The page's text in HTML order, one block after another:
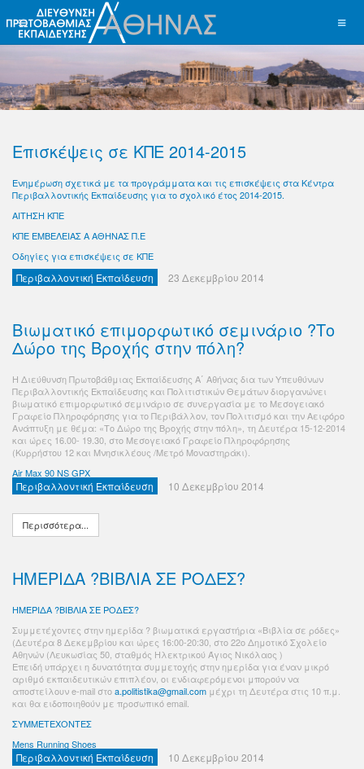
Επισκέψεις σε ΚΠΕ 2014-2015
Ενημέρωση σχετικά με τα προγράμματα και τις επισκέψεις στα Κέντρα
Περιβαλλοντικής Εκπαίδευσης για το σχολικό έτος 2014-2015.
ΑΙΤΗΣΗ ΚΠΕ
ΚΠΕ ΕΜΒΕΛΕΙΑΣ Α ΑΘΗΝΑΣ Π.Ε
Oδηγίες για επισκέψεις σε ΚΠΕ
Περιβαλλοντική Εκπαίδευση 23 Δεκεμβρίου 2014
Βιωματικό επιμορφωτικό σεμινάριο ?Το
Δώρο της Βροχής στην πόλη?
Η Διεύθυνση Πρωτοβάθμιας Εκπαίδευσης A΄ Αθήνας δια των Υπευθύνων
Περιβαλλοντικής Εκπαίδευσης και Πολιτιστικών Θεμάτων διοργανώνει
βιωματικό επιμορφωτικό σεμινάριο σε συνεργασία με το Μεσογειακό
Γραφείο Πληροφόρησης για το Περιβάλλον, τον Πολιτισμό και την Αειφόρο
Ανάπτυξη με θέμα: «Το Δώρο της Βροχής στην πόλη», τη Δευτέρα 15-12-2014
και ώρες 16.00- 19.30, στο Μεσογειακό Γραφείο Πληροφόρησης
(Κυρρήστου 12 και Μνησικλέους /Μετρό Μοναστηράκι).
Air Max 90 NS GPX
Περιβαλλοντική Εκπαίδευση 10 Δεκεμβρίου 2014
Περισσότερα...
ΗΜΕΡΙΔΑ ?ΒΙΒΛΙΑ ΣΕ ΡΟΔΕΣ?
ΗΜΕΡΙΔΑ ?ΒΙΒΛΙΑ ΣΕ ΡΟΔΕΣ?
Συμμετέχοντες στην ημερίδα ? βιωματικά εργαστήρια «Βιβλία σε ρόδες»
(Δευτέρα 8 Δεκεμβρίου και ώρες 16:00-20:30, στο 22ο Δημοτικό Σχολείο
Αθηνών (Λευκωσίας 50, σταθμός Ηλεκτρικού Άγιος Νικόλαος )
Επειδή υπάρχει η δυνατότητα συμμετοχής στην ημερίδα για έναν μικρό
αριθμό εκπαιδευτικών επιπλέον, οι ενδιαφερόμενοι μπορούν να
αποστείλουν e-mail στοa.politistika@gmail.com μέχρι τη Δευτέρα στις 10 π.μ.
και θα ειδοποιηθούν με προσωπικό email.
ΣΥΜΜΕΤΕΧΟΝΤΕΣ
Mens Running Shoes
Περιβαλλοντική Εκπαίδευση 10 Δεκεμβρίου 2014